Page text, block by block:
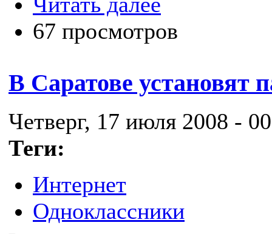
67 просмотров
В Саратове установят
Четверг, 17 июля 2008 -
Теги:
Интернет
Одноклассники